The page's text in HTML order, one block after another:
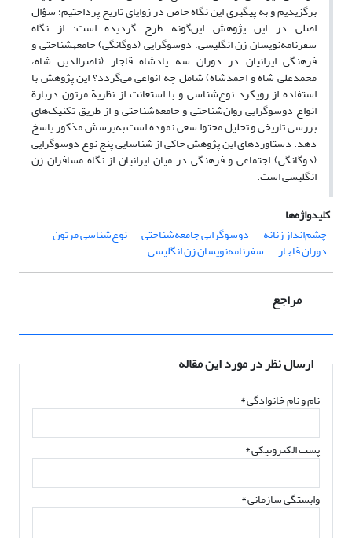
برگزیدیم و به ‌پیگیری این نگاه خاص در زوایای تاریخ پرداختیم؛ سؤال
اصلی در این پژوهش این‌گونه طرح گردیده است: از نگاه
سفرنامه‌نویسان زن انگلیسی، دوسوگرایی (دوگانگی) جامعه­شناختی و
فرهنگی ایرانیان در دوران سه پادشاه قاجار (ناصرالدین شاه،
محمدعلی شاه و احمدشاه) شامل چه انواعی می‌گردد؟ این پژوهش با
استفاده از رویکرد نوع‌شناسی و با استعانت از نظریة مرتون دربارة
انواع دوسوگرایی روان‌شناختی و جامعه‌شناختی و از طریق تکنیک‌های
بررسی تاریخی و تحلیل محتوا سعی نموده است به‌پرسش مذکور پاسخ
دهد. دستاوردهای این پژوهش حاکی از شناسایی پنج نوع دوسوگرایی
(دوگانگی) اجتماعی و فرهنگی در میان ایرانیان از نگاه مسافران زن
انگلیسی است.
کلیدواژه‌ها
چشم‌انداز زنانه
دوسوگرایی‌ جامعه‌شناختی نوع‌شناسی مرتون
دوران قاجار سفرنامه‌نویسان زن انگلیسی
مراجع
ارسال نظر در مورد این مقاله
نام و نام خانوادگی*
پست الکترونیکی*
وابستگی سازمانی *